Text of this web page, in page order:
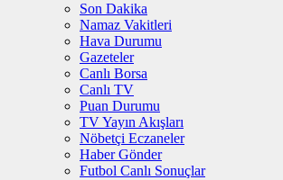
Son Dakika
Namaz Vakitleri
Hava Durumu
Gazeteler
Canlı Borsa
Canlı TV
Puan Durumu
TV Yayın Akışları
Nöbetçi Eczaneler
Haber Gönder
Futbol Canlı Sonuçlar